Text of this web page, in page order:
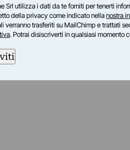
Srl utilizza i dati da te forniti per tenerti
della privacy come indicato nellanostra
verranno trasferiti su MailChimp e trattati
. Potrai disiscriverti in qualsiasi momento